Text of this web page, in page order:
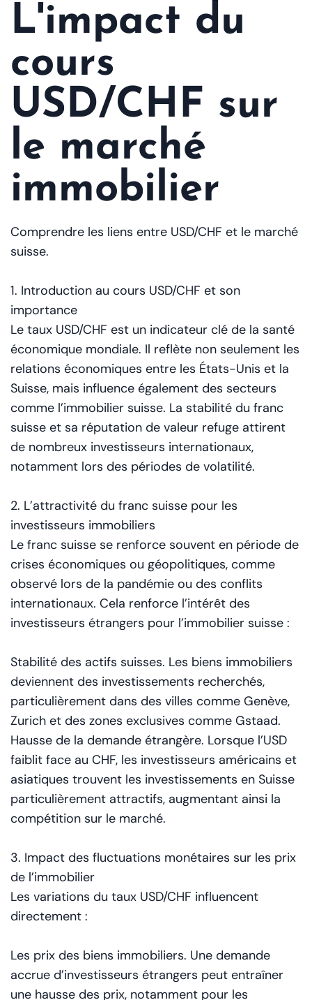
L'impact du
cours
USD/CHF sur
le marché
immobilier
Comprendre les liens entre USD/CHF et le marché
suisse.
1. Introduction au cours USD/CHF et son
importance
Le taux USD/CHF est un indicateur clé de la santé
économique mondiale. Il reflète non seulement les
relations économiques entre les États-Unis et la
Suisse, mais influence également des secteurs
comme l’immobilier suisse. La stabilité du franc
suisse et sa réputation de valeur refuge attirent
de nombreux investisseurs internationaux,
notamment lors des périodes de volatilité.
2. L’attractivité du franc suisse pour les
investisseurs immobiliers
Le franc suisse se renforce souvent en période de
crises économiques ou géopolitiques, comme
observé lors de la pandémie ou des conflits
internationaux. Cela renforce l’intérêt des
investisseurs étrangers pour l’immobilier suisse :
Stabilité des actifs suisses. Les biens immobiliers
deviennent des investissements recherchés,
particulièrement dans des villes comme Genève,
Zurich et des zones exclusives comme Gstaad.
Hausse de la demande étrangère. Lorsque l’USD
faiblit face au CHF, les investisseurs américains et
asiatiques trouvent les investissements en Suisse
particulièrement attractifs, augmentant ainsi la
compétition sur le marché.
3. Impact des fluctuations monétaires sur les prix
de l’immobilier
Les variations du taux USD/CHF influencent
directement :
Les prix des biens immobiliers. Une demande
accrue d’investisseurs étrangers peut entraîner
une hausse des prix, notamment pour les